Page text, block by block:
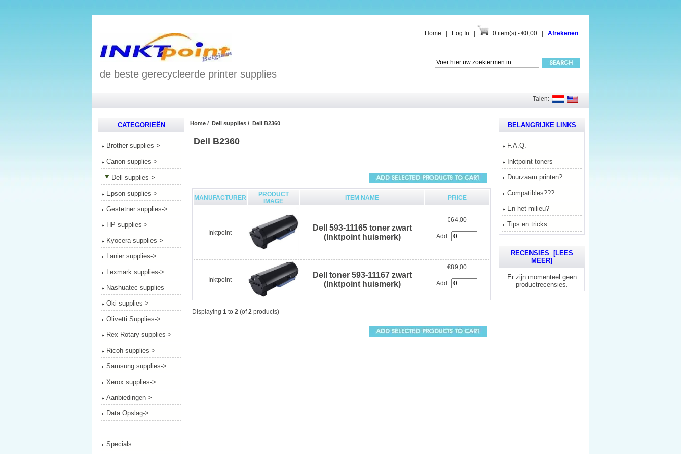
Home Log In 0 item(s) - €0,00 Afrekenen
de beste gerecycleerde printer supplies
Talen:
CATEGORIEËN
Brother supplies->
Canon supplies->
Dell supplies->
Epson supplies->
Gestetner supplies->
HP supplies->
Kyocera supplies->
Lanier supplies->
Lexmark supplies->
Nashuatec supplies
Oki supplies->
Olivetti Supplies->
Rex Rotary supplies->
Ricoh supplies->
Samsung supplies->
Xerox supplies->
Aanbiedingen->
Data Opslag->
Specials ...
Home/ Dell supplies/ Dell B2360
Dell B2360
MANUFACTURER
PRODUCT
IMAGE
ITEM NAME PRICE
Inktpoint
Dell 593-11165 toner zwart
(Inktpoint huismerk)
€64,00
Add:
Inktpoint
Dell toner 593-11167 zwart
(Inktpoint huismerk)
€89,00
Add:
Displaying 1 to 2 (of2 products)
BELANGRIJKE LINKS
F.A.Q.
Inktpoint toners
Duurzaam printen?
Compatibles???
En het milieu?
Tips en tricks
RECENSIES [LEES
MEER]
Er zijn momenteel geen
productrecensies.